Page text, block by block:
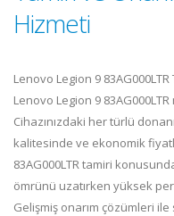
Hizmeti
Lenovo Legion 9
Lenovo Legion 9
Cihazınızdaki her türlü
kalitesinde ve ekonomik
83AG000LTR tamiri
ömrünü uzatırken yüksek
Gelişmiş onarım çözümleri